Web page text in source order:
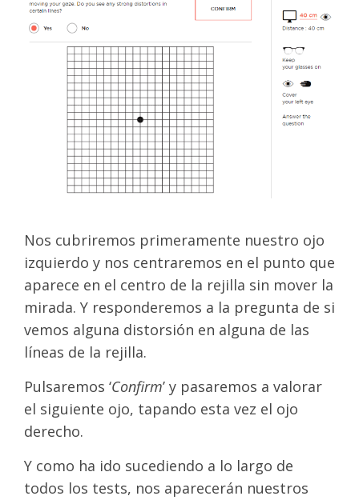
Nos cubriremos primeramente nuestro ojo
izquierdo y nos centraremos en el punto que
aparece en el centro de la rejilla sin mover la
mirada. Y responderemos a la pregunta de si
vemos alguna distorsión en alguna de las
líneas de la rejilla.
Pulsaremos ‘Confirm’ y pasaremos a valorar
el siguiente ojo, tapando esta vez el ojo
derecho.
Y como ha ido sucediendo a lo largo de
todos los tests, nos aparecerán nuestros